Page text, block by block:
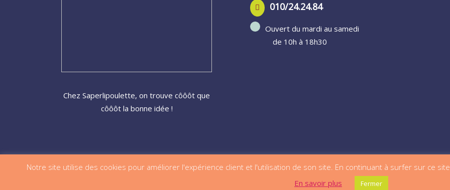
Chez Saperlipoulette, on trouve côôôt que
côôôt la bonne idée !
010/24.24.84
Ouvert du mardi au samedi
de 10h à 18h30
A2Com– En naviguant sur ce site, vous acceptez
Notre site utilise des cookies pour améliorer l'expérience client et l'utilisation de son site. En continuant à surfer sur ce
En savoir plus
Fermer